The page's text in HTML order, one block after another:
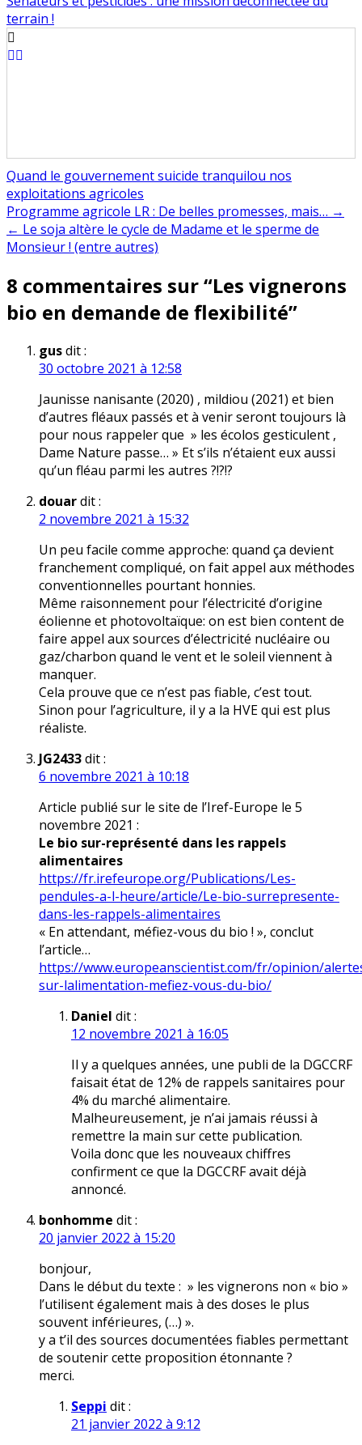
terrain !
Quand le gouvernement suicide tranquilou nos
exploitations agricoles
Navigation
de
Programme agricole LR : De belles promesses, mais… →
← Le soja altère le cycle de Madame et le sperme de
Monsieur ! (entre autres)
8 commentaires sur “Les vignerons
bio en demande de flexibilité”
gusdit :
30 octobre 2021 à 12:58
Jaunisse nanisante (2020) , mildiou (2021) et bien
d’autres fléaux passés et à venir seront toujours là
pour nous rappeler que » les écolos gesticulent ,
Dame Nature passe… » Et s’ils n’étaient eux aussi
qu’un fléau parmi les autres ?!?!?
douardit :
2 novembre 2021 à 15:32
Un peu facile comme approche: quand ça devient
franchement compliqué, on fait appel aux méthodes
conventionnelles pourtant honnies.
Même raisonnement pour l’électricité d’origine
éolienne et photovoltaïque: on est bien content de
faire appel aux sources d’électricité nucléaire ou
gaz/charbon quand le vent et le soleil viennent à
manquer.
Cela prouve que ce n’est pas fiable, c’est tout.
Sinon pour l’agriculture, il y a la HVE qui est plus
réaliste.
JG2433dit :
6 novembre 2021 à 10:18
Article publié sur le site de l’Iref-Europe le 5
novembre 2021 :
Le bio sur-représenté dans les rappels
alimentaires
https://fr.irefeurope.org/Publications/Les-
pendules-a-l-heure/article/Le-bio-surrepresente-
dans-les-rappels-alimentaires
« En attendant, méfiez-vous du bio ! », conclut
l’article…
https://www.europeanscientist.com/fr/opinion/
sur-lalimentation-mefiez-vous-du-bio/
Daniel dit :
12 novembre 2021 à 16:05
Il y a quelques années, une publi de la DGCCRF
faisait état de 12% de rappels sanitaires pour
4% du marché alimentaire.
Malheureusement, je n’ai jamais réussi à
remettre la main sur cette publication.
Voila donc que les nouveaux chiffres
confirment ce que la DGCCRF avait déjà
annoncé.
bonhomme dit :
20 janvier 2022 à 15:20
bonjour,
Dans le début du texte : » les vignerons non « bio »
l’utilisent également mais à des doses le plus
souvent inférieures, (…) ».
y a t’il des sources documentées fiables permettant
de soutenir cette proposition étonnante ?
merci.
Seppi dit :
21 janvier 2022 à 9:12